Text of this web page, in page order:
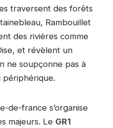
traversent des forêts
Rambouillet
des rivières comme
et révèlent un
ne soupçonne pas à
périphérique.
de-france s’organise
majeurs. Le GR1